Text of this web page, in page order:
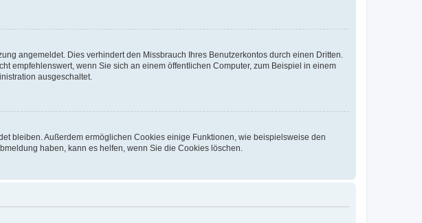
angemeldet. Dies verhindert den Missbrauch Ihres Benutzerkontos durch einen Dritten.
empfehlenswert, wenn Sie sich an einem öffentlichen Computer, zum Beispiel in einem
ausgeschaltet.
bleiben. Außerdem ermöglichen Cookies einige Funktionen, wie beispielsweise den
haben, kann es helfen, wenn Sie die Cookies löschen.